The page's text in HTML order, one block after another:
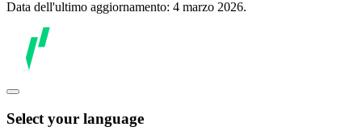
Data dell'ultimo aggiornamento: 4 marzo 2026.
Select your language